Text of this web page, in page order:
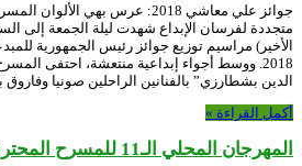
جوائز علي معاشي 2018: عرس بهي
متجددة لفرسان الإبداع شهدت ليلة الجمعة إلى
الأخير) مراسيم توزيع جوائز رئيس الجمهورية
2018. ووسط أجواء إبداعية منتعشة، احتفى
الدين بشطارزي” بالفنانين الراحلين صونيا وفاروق
أكمل القراءة »
المهرجان المحلي الـ11 للمسرح المحترف بقالمة